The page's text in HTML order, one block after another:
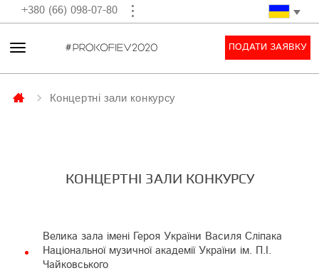
+380 (66) 098-07-80
ПОДАТИ ЗАЯВКУ
Концертнi зали конкурсу
КОНЦЕРТНI ЗАЛИ КОНКУРСУ
Велика зала імені Героя України Василя Сліпака
Національної музичної академії України ім. П.І.
Чайковського